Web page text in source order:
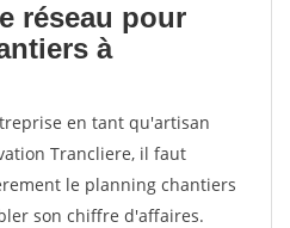
réseau pour
à
en tant qu'artisan
Trancliere, il faut
le planning chantiers
son chiffre d'affaires.